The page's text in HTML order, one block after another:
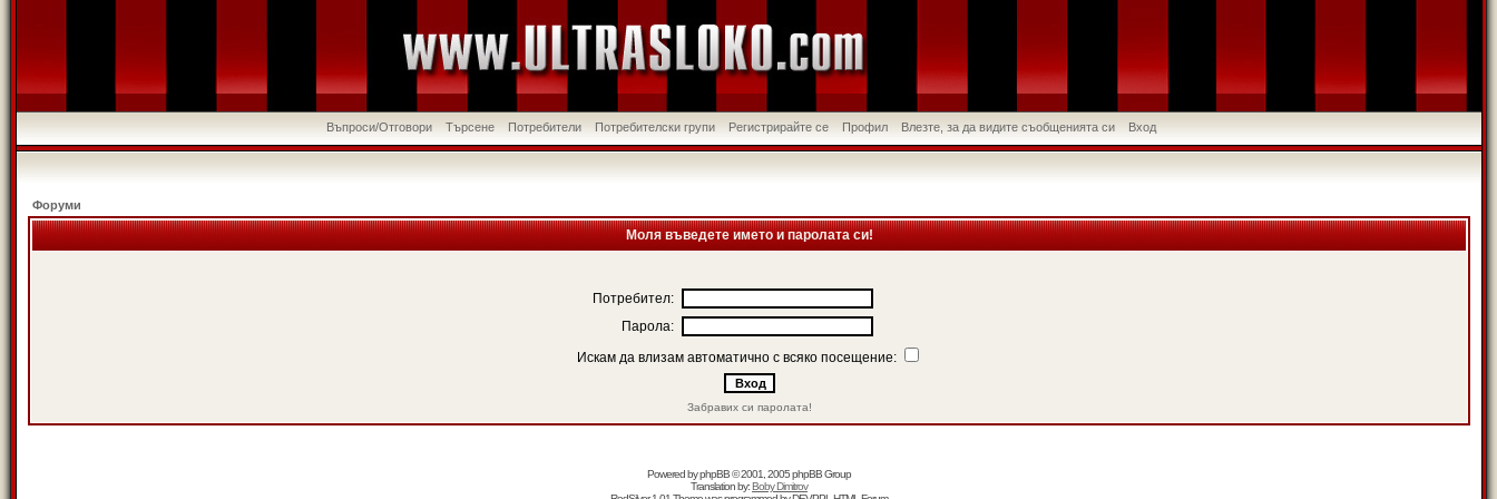
Въпроси/Отговори Търсене Потребители Потребителски групи Регистрирайте се Профил Влезте, за да видите съобщенията си Вход
Форуми
Моля въведете името и паролата си!
Потребител:
Парола:
Искам да влизам автоматично с всяко посещение:
Забравих си паролата!
Powered byphpBB© 2001, 2005 phpBB Group
Translation by:Boby Dimitrov